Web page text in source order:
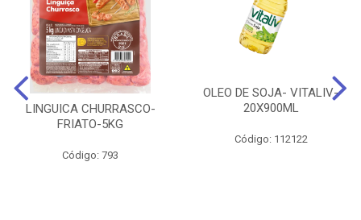
LINGUICA CHURRASCO-
FRIATO-5KG
Código: 793
OLEO DE SOJA- VITALIV-
20X900ML
Código: 112122